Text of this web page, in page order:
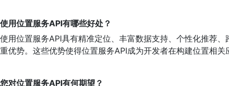
使用位置服务API有哪些好处？
使用位置服务API具有精准定位、丰富数据支持、个性化推荐
重优势。这些优势使得位置服务API成为开发者在构建位置相
您对位置服务API有何期望？